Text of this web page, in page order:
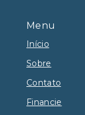
Menu
Início
Sobre
Contato
Financie